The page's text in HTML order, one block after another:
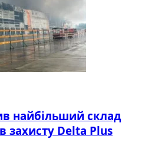
найбільший склад
захисту Delta Plus